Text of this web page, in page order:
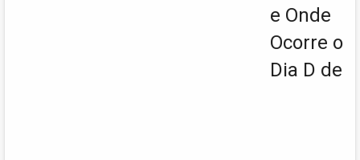
e Onde
Ocorre o
Dia D de